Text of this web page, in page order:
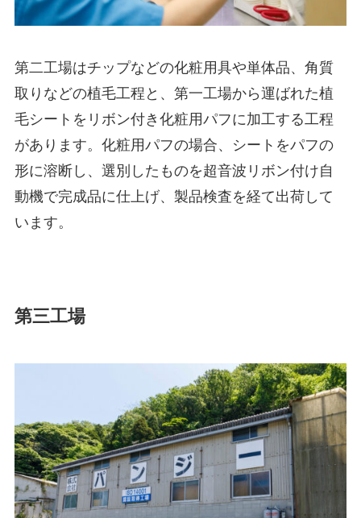
第二工場はチップなどの化粧用具や単体品、角質
取りなどの植毛工程と、第一工場から運ばれた植
毛シートをリボン付き化粧用パフに加工する工程
があります。化粧用パフの場合、シートをパフの
形に溶断し、選別したものを超音波リボン付け自
動機で完成品に仕上げ、製品検査を経て出荷して
います。
第三工場